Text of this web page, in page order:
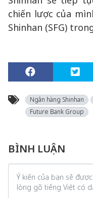
chiến lược của
Shinhan (SFG)
Ngân hàng Shinhan
Future Bank Group
BÌNH LUẬN